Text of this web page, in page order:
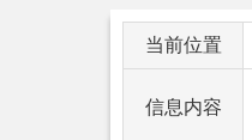
当前位置
信息内容